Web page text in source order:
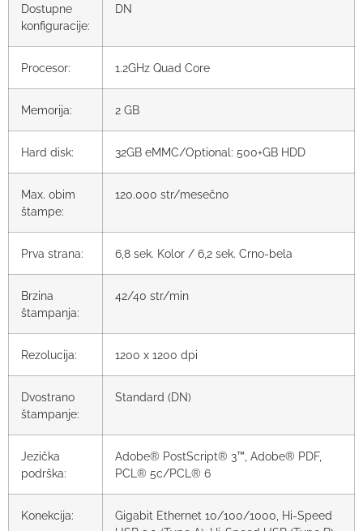
Dostupne
konfiguracije:
DN
Procesor: 1.2GHz Quad Core
Memorija: 2 GB
Hard disk: 32GB eMMC/Optional: 500+GB HDD
Max. obim
štampe:
120.000 str/mesečno
Prva strana: 6,8 sek. Kolor / 6,2 sek. Crno-bela
Brzina
štampanja:
42/40 str/min
Rezolucija: 1200 x 1200 dpi
Dvostrano
štampanje:
Standard (DN)
Jezička
podrška:
Adobe® PostScript® 3™, Adobe® PDF,
PCL® 5c/PCL® 6
Konekcija:
Gigabit Ethernet 10/100/1000, Hi-Speed